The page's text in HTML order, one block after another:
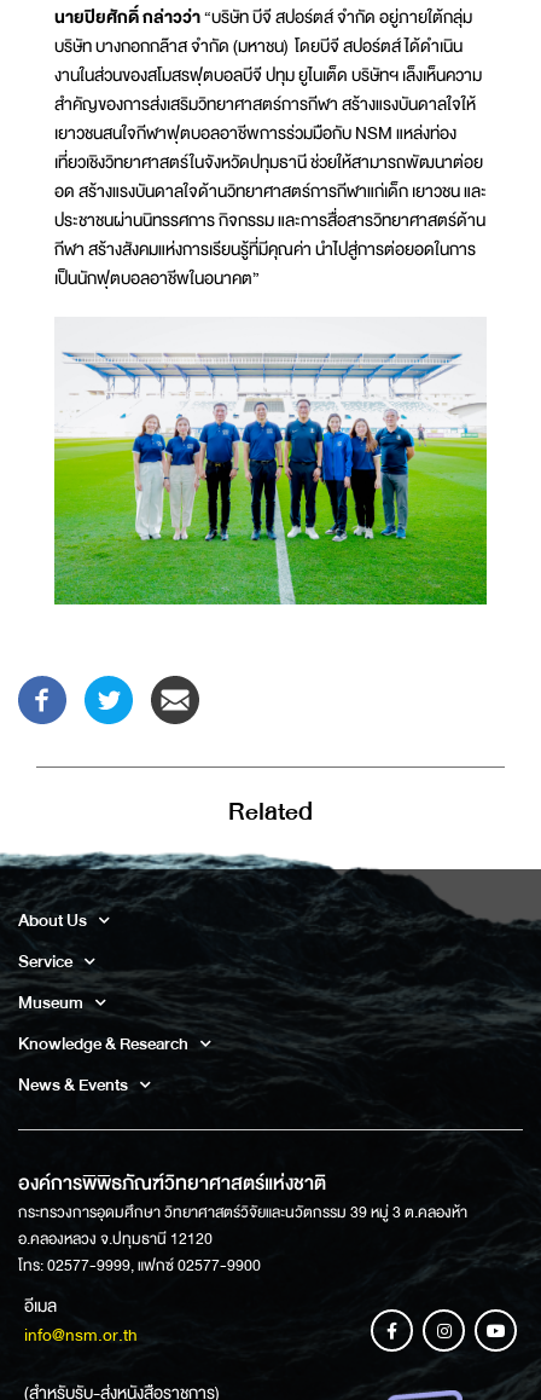
นายปิยศักดิ์ กล่าวว่า“บริษัท บีจี สปอร์ตส์ จำกัด อยู่ภายใต้กลุ่ม
บริษัท บางกอกกล๊าส จำกัด (มหาชน) โดยบีจี สปอร์ตส์ ได้ดำเนิน
งานในส่วนของสโมสรฟุตบอลบีจี ปทุม ยูไนเต็ด บริษัทฯ เล็งเห็นความ
สำคัญของการส่งเสริมวิทยาศาสตร์การกีฬา สร้างแรงบันดาลใจให้
เยาวชนสนใจกีฬาฟุตบอลอาชีพการร่วมมือกับ NSM แหล่งท่อง
เที่ยวเชิงวิทยาศาสตร์ในจังหวัดปทุมธานี ช่วยให้สามารถพัฒนาต่อย
อด สร้างแรงบันดาลใจด้านวิทยาศาสตร์การกีฬาแก่เด็ก เยาวชน และ
ประชาชนผ่านนิทรรศการ กิจกรรม และการสื่อสารวิทยาศาสตร์ด้าน
กีฬา สร้างสังคมแห่งการเรียนรู้ที่มีคุณค่า นำไปสู่การต่อยอดในการ
เป็นนักฟุตบอลอาชีพในอนาคต”
Related
About Us
Service
Museum
Knowledge & Research
News & Events
องค์การพิพิธภัณฑ์วิทยาศาสตร์แห่งชาติ
กระทรวงการอุดมศึกษา วิทยาศาสตร์วิจัยและนวัตกรรม 39 หมู่ 3 ต.คลองห้า
อ.คลองหลวง จ.ปทุมธานี 12120
โทร: 02577-9999, แฟกซ์ 02577-9900
อีเมล
info@nsm.or.th
(สำหรับรับ-ส่งหนังสือราชการ)